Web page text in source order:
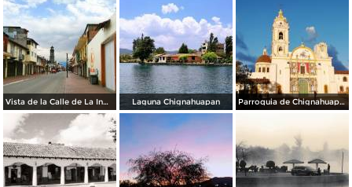
Vista de la Calle de La Inmaculada en Semana Santa 2020. Laguna Chignahuapan Parroquia de Chignahuapan